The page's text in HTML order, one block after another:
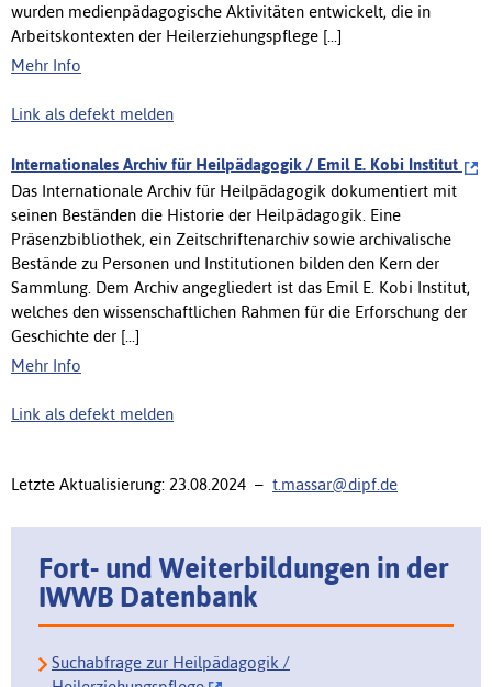
wurden medienpädagogische Aktivitäten entwickelt, die in
Arbeitskontexten der Heilerziehungspflege [...]
Mehr Info
Link als defekt melden
Internationales Archiv für Heilpädagogik / Emil E. Kobi Institut
Das Internationale Archiv für Heilpädagogik dokumentiert mit
seinen Beständen die Historie der Heilpädagogik. Eine
Präsenzbibliothek, ein Zeitschriftenarchiv sowie archivalische
Bestände zu Personen und Institutionen bilden den Kern der
Sammlung. Dem Archiv angegliedert ist das Emil E. Kobi Institut,
welches den wissenschaftlichen Rahmen für die Erforschung der
Geschichte der [...]
Mehr Info
Link als defekt melden
Letzte Aktualisierung: 23.08.2024 – t.massar@dipf.de
Fort- und Weiterbildungen in der
IWWB Datenbank
Suchabfrage zur Heilpädagogik /